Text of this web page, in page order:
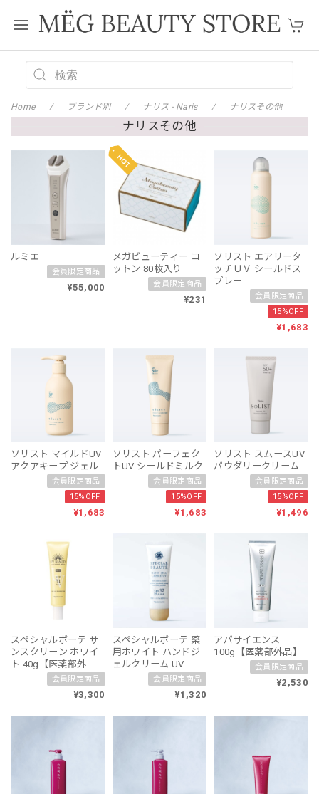
Home ブランド別 ナリス - Naris ナリスその他
ナリスその他
ルミエ
会員限定商品
¥55,000
メガビューティー コ
ットン 80枚入り
会員限定商品
¥231
ソリスト エアリータ
ッチＵＶ シールドス
プレー
会員限定商品
15%OFF
¥1,683
ソリスト マイルドUV
アクアキープ ジェル
会員限定商品
15%OFF
¥1,683
ソリスト パーフェク
トUV シールドミルク
会員限定商品
15%OFF
¥1,683
ソリスト スムースUV
パウダリークリーム
会員限定商品
15%OFF
¥1,496
スペシャルボーテ サ
ンスクリーン ホワイ
ト 40g【医薬部外
会員限定商品
¥3,300
スペシャルボーテ 薬
用ホワイト ハンドジ
ェルクリーム UV
50g【医薬部外品】
会員限定商品
¥1,320
アパサイエンス
100g【医薬部外品】
会員限定商品
¥2,530